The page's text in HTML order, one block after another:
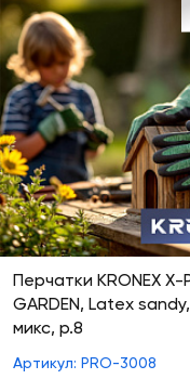
Перчатки KRONEX X-
GARDEN, Latex
микс, р.8
Артикул: PRO-3008